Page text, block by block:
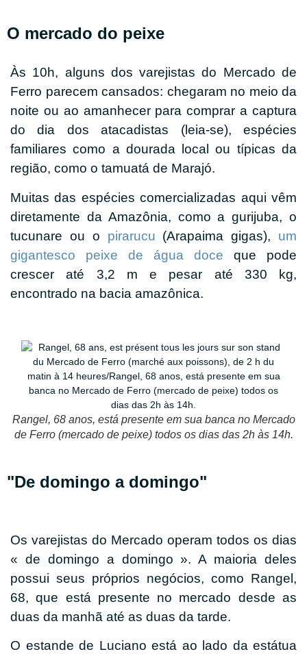
O mercado do peixe
Às 10h, alguns dos varejistas do Mercado de
Ferro parecem cansados: chegaram no meio da
noite ou ao amanhecer para comprar a captura
do dia dos atacadistas (leia-se), espécies
familiares como a dourada local ou típicas da
região, como o tamuatá de Marajó.
Muitas das espécies comercializadas aqui vêm
diretamente da Amazônia, como a gurijuba, o
tucunare ou o pirarucu (Arapaima gigas), um
gigantesco peixe de água doce que pode
crescer até 3,2 m e pesar até 330 kg,
encontrado na bacia amazônica.
Rangel, 68 anos, está presente em sua banca no Mercado
de Ferro (mercado de peixe) todos os dias das 2h às 14h.
"De domingo a domingo"
Os varejistas do Mercado operam todos os dias
« de domingo a domingo ». A maioria deles
possui seus próprios negócios, como Rangel,
68, que está presente no mercado desde as
duas da manhã até as duas da tarde.
O estande de Luciano está ao lado da estátua